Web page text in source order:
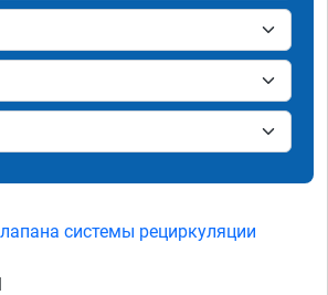
системы рециркуляции